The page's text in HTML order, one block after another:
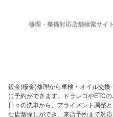
修理・整備対応店舗検索サイト
鈑金(板金)修理から車検・オイル交
に予約ができます。ドラレコやETC
日々の洗車から、アライメント調整
な店舗探しができ、来店予約まで対応